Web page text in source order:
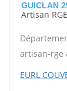
GUICLAN
Artisan
artisan-rge
EURL